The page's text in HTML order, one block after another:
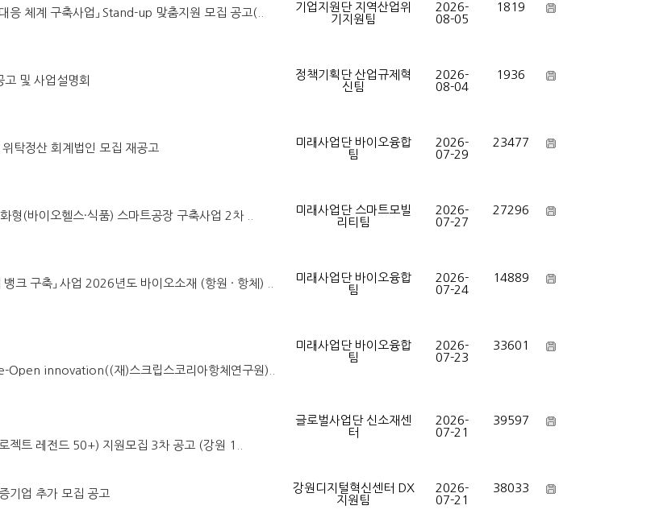
체계 구축사업」 Stand-up 맞춤지원 모집 공고(..
기업지원단 지역산업위
기지원팀
2026-
08-05
1819
및 사업설명회
정책기획단 산업규제혁
신팀
2026-
08-04
1936
탁정산 회계법인 모집 재공고
미래사업단 바이오융합
팀
2026-
07-29
23477
(바이오헬스·식품) 스마트공장 구축사업 2차 ..
미래사업단 스마트모빌
리티팀
2026-
07-27
27296
구축」 사업 2026년도 바이오소재 (항원 · 항체) ..
미래사업단 바이오융합
팀
2026-
07-24
14889
innovation((재)스크립스코리아항체연구원)..
미래사업단 바이오융합
팀
2026-
07-23
33601
트 레전드 50+) 지원모집 3차 공고 (강원 1..
글로벌사업단 신소재센
터
2026-
07-21
39597
기업 추가 모집 공고
강원디지털혁신센터 DX
지원팀
2026-
07-21
38033